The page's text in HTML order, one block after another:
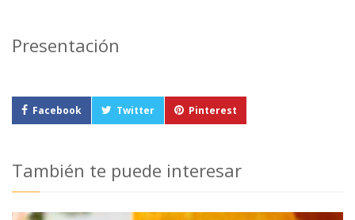
Presentación
Facebook Twitter Pinterest
También te puede interesar